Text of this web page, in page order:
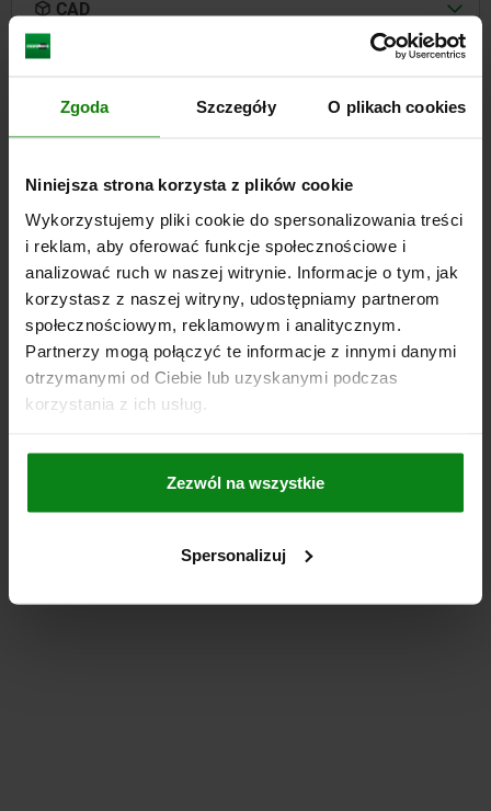
Zgoda Szczegóły O plikach cookies
Niniejsza strona korzysta z plików cookie
Wykorzystujemy pliki cookie do spersonalizowania treści
i reklam, aby oferować funkcje społecznościowe i
analizować ruch w naszej witrynie. Informacje o tym, jak
korzystasz z naszej witryny, udostępniamy partnerom
społecznościowym, reklamowym i analitycznym.
Partnerzy mogą połączyć te informacje z innymi danymi
otrzymanymi od Ciebie lub uzyskanymi podczas
korzystania z ich usług.
Zezwól na wszystkie
Spersonalizuj
CAD
Inni klienci również kupili
z dźwignią mimośrodową
04420